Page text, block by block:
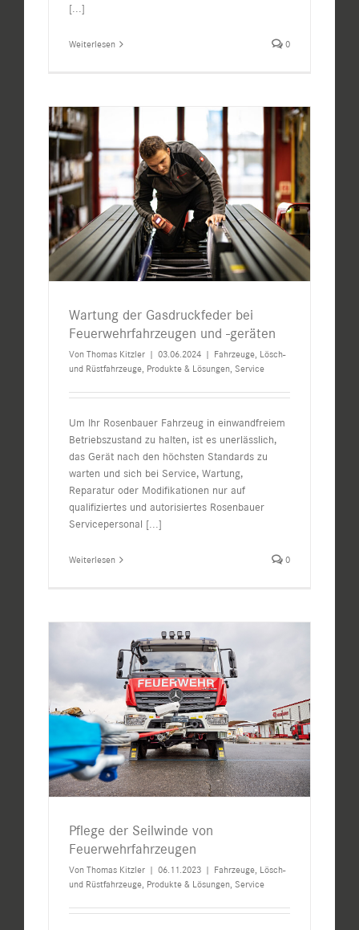
[...]
Weiterlesen 0
Wartung der Gasdruckfeder bei
Feuerwehrfahrzeugen und -geräten
Von Thomas Kitzler | 03.06.2024 | Fahrzeuge Lösch-
und Rüstfahrzeuge Produkte & Lösungen Service
Um Ihr Rosenbauer Fahrzeug in einwandfreiem
Betriebszustand zu halten, ist es unerlässlich,
das Gerät nach den höchsten Standards zu
warten und sich bei Service, Wartung,
Reparatur oder Modifikationen nur auf
qualifiziertes und autorisiertes Rosenbauer
Servicepersonal [...]
Weiterlesen 0
Pflege der Seilwinde von
Feuerwehrfahrzeugen
Von Thomas Kitzler | 06.11.2023 | Fahrzeuge Lösch-
und Rüstfahrzeuge Produkte & Lösungen Service